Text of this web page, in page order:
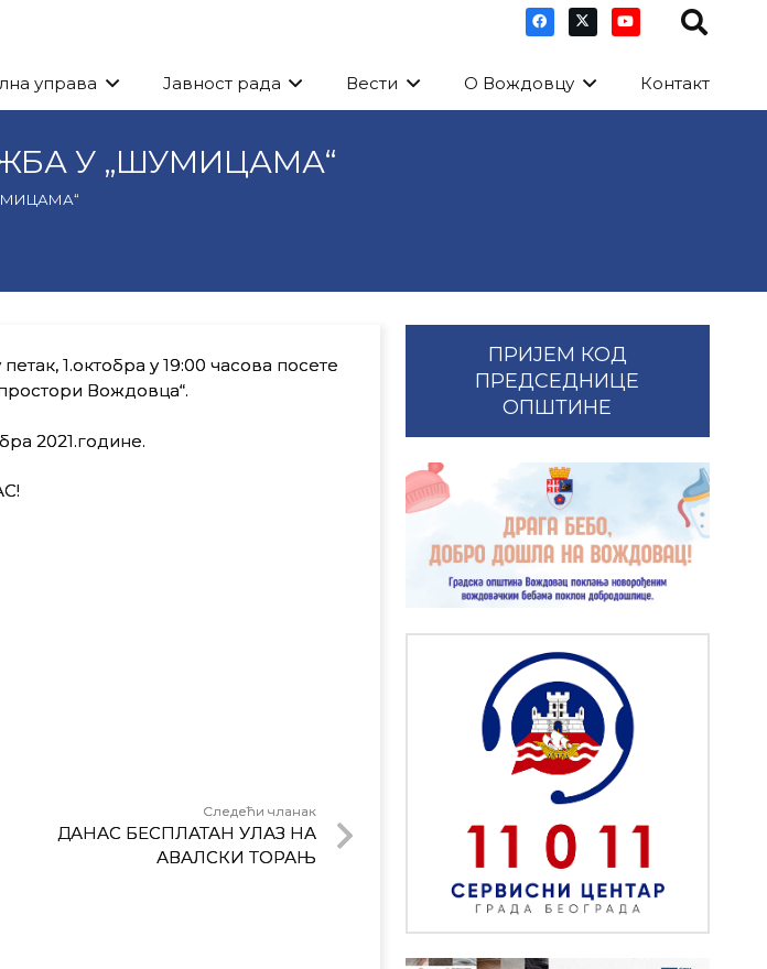
управа Јавност рада Вести О Вождовцу Контакт
У „ШУМИЦАМА“
1.октобра у 19:00 часова посете
Вождовца“.
2021.године.
Следећи чланак
ДАНАС БЕСПЛАТАН УЛАЗ НА
АВАЛСКИ ТОРАЊ
ПРИЈЕМ КОД
ПРЕДСЕДНИЦЕ
ОПШТИНЕ